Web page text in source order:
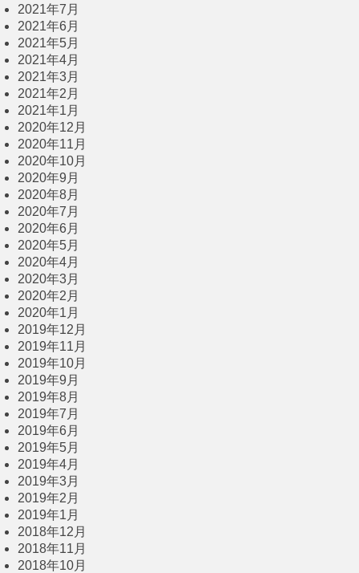
2021年7月
2021年6月
2021年5月
2021年4月
2021年3月
2021年2月
2021年1月
2020年12月
2020年11月
2020年10月
2020年9月
2020年8月
2020年7月
2020年6月
2020年5月
2020年4月
2020年3月
2020年2月
2020年1月
2019年12月
2019年11月
2019年10月
2019年9月
2019年8月
2019年7月
2019年6月
2019年5月
2019年4月
2019年3月
2019年2月
2019年1月
2018年12月
2018年11月
2018年10月